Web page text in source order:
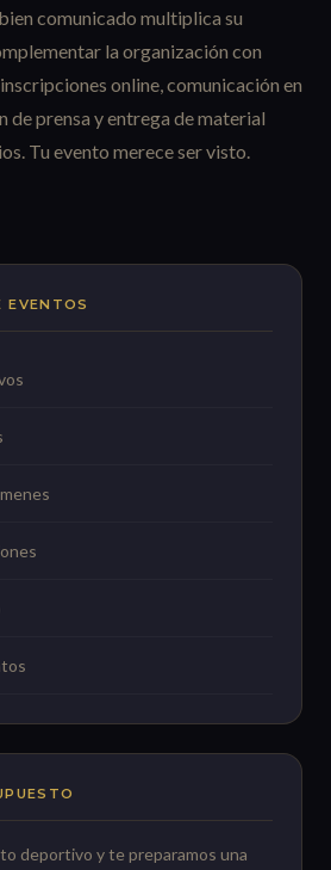
comunicado multiplica su
la organización con
online, comunicación en
de prensa y entrega de material
Tu evento merece ser visto.
EVENTOS
deportivo y te preparamos una